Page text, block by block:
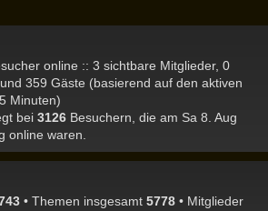
online :: 3 sichtbare Mitglieder, 0
359 Gäste (basierend auf den aktiven
Minuten)
bei 3126 Besuchern, die am Sa 8. Aug
online waren.
• Themen insgesamt 5778 • Mitglieder